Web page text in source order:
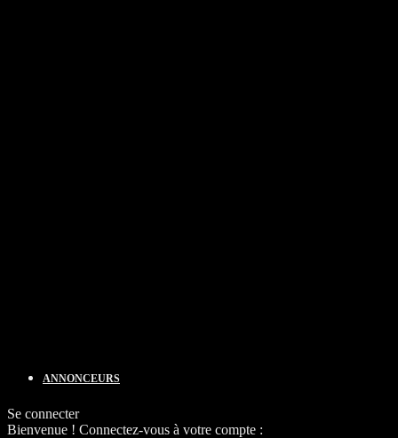
ANNONCEURS
Se connecter
Bienvenue ! Connectez-vous à votre compte :